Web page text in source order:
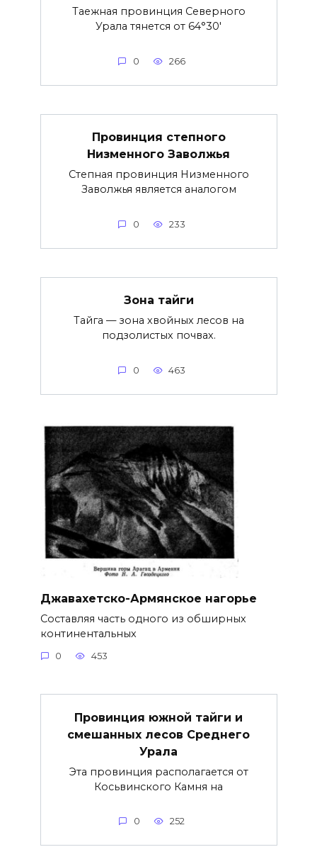
Таежная провинция Северного
Урала тянется от 64°30′
0 266
Провинция степного
Низменного Заволжья
Степная провинция Низменного
Заволжья является аналогом
0 233
Зона тайги
Тайга — зона хвойных лесов на
подзолистых почвах.
0 463
Джавахетско-Армянское нагорье
Составляя часть одного из обширных
континентальных
0 453
Провинция южной тайги и
смешанных лесов Среднего
Урала
Эта провинция располагается от
Косьвинского Камня на
0 252